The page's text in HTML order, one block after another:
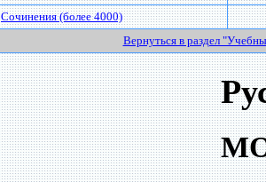
Сочинения (более 4000)
Вернуться в раздел